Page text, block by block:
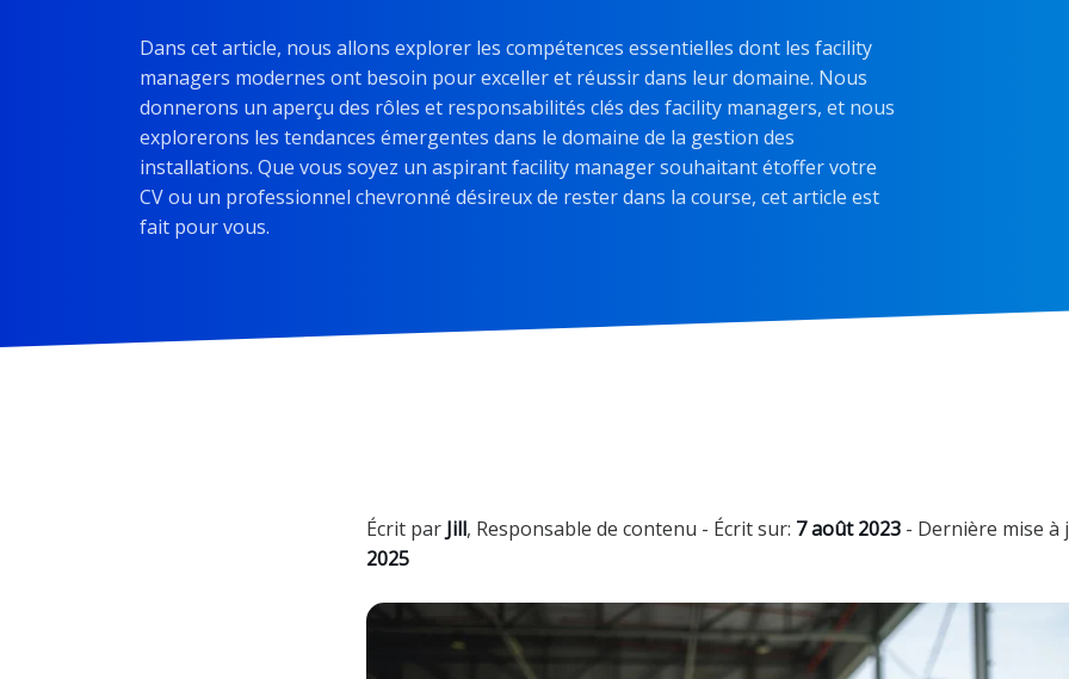
Dans cet article, nous allons explorer les compétences essentielles dont les facility
managers modernes ont besoin pour exceller et réussir dans leur domaine. Nous
donnerons un aperçu des rôles et responsabilités clés des facility managers, et nous
explorerons les tendances émergentes dans le domaine de la gestion des
installations. Que vous soyez un aspirant facility manager souhaitant étoffer votre
CV ou un professionnel chevronné désireux de rester dans la course, cet article est
fait pour vous.
Écrit par Jill, Responsable de contenu - Écrit sur: 7 août 2023 - Dernière mise
2025